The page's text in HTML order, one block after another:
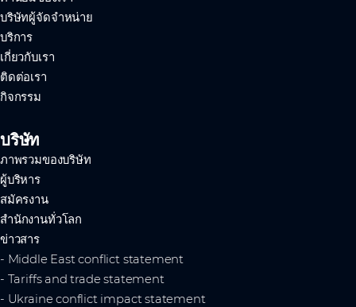
บริษัทผู้จัดจำหน่าย
บริการ
เกี่ยวกับเรา
ติดต่อเรา
กิจกรรม
บริษัท
ภาพรวมของบริษัท
ผู้บริหาร
สมัครงาน
สำนักงานทั่วโลก
ข่าวสาร
- Middle East conflict statement
- Tariffs and trade statement
- Ukraine conflict impact statement